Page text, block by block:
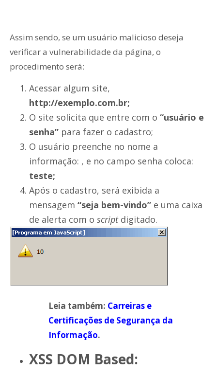
Assim sendo, se um usuário malicioso deseja
verificar a vulnerabilidade da página, o
procedimento será:
Acessar algum site,
http://exemplo.com.br;
O site solicita que entre com o “usuário e
senha” para fazer o cadastro;
O usuário preenche no nome a
informação: , e no campo senha coloca:
teste;
Após o cadastro, será exibida a
mensagem “seja bem-vindo” e uma caixa
de alerta com o scriptdigitado.
Leia também: Carreiras e
Certificações de Segurança da
Informação.
XSS DOM Based: